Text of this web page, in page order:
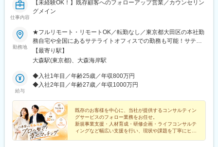
仕事内容
【未経験OK！】既存顧客へのフォローアップ営業／カウンセリン
グメイン
勤務地
★フルリモート・リモートOK／転勤なし／東京都大田区の本社勤
務自宅や全国にあるサテライトオフィスでの勤務も可能！サテラ
イトオフィスは駅から徒歩5分ほどの立地で好アクセス！好きな場
所を選んで、自由にテレワークもできます。居住はどこでもOK！
【最寄り駅】
大森駅(東京都)、大森海岸駅
給与
◆入社1年目／年齢25歳／年収800万円
◆入社2年目／年齢27歳／年収1000万円
既存のお客様を中心に、当社が提供するコンサルティン
グサービスのフォロー業務をお任せ。
新規事業支援・人材育成・研修企画・ライフコンサルテ
ィングなど幅広い支援を行い、現状や課題を丁寧にヒア